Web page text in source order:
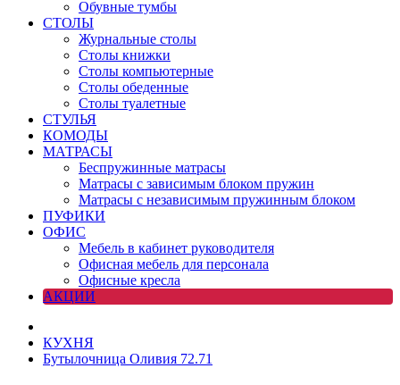
Обувные тумбы
СТОЛЫ
Журнальные столы
Столы книжки
Столы компьютерные
Столы обеденные
Столы туалетные
СТУЛЬЯ
КОМОДЫ
МАТРАСЫ
Беспружинные матрасы
Матрасы с зависимым блоком пружин
Матрасы с независимым пружинным блоком
ПУФИКИ
ОФИС
Мебель в кабинет руководителя
Офисная мебель для персонала
Офисные кресла
АКЦИИ
КУХНЯ
Бутылочница Оливия 72.71